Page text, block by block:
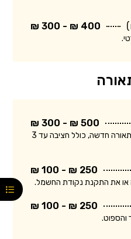
400 ₪ - 300 ₪
500 ₪ - 300 ₪
המחיר מתייחס להתקנת נקודת תאורה חדשה, כולל חציבה עד 3
250 ₪ - 100 ₪
או את התקנת נקודת החשמל.
250 ₪ - 100 ₪
והספוט.